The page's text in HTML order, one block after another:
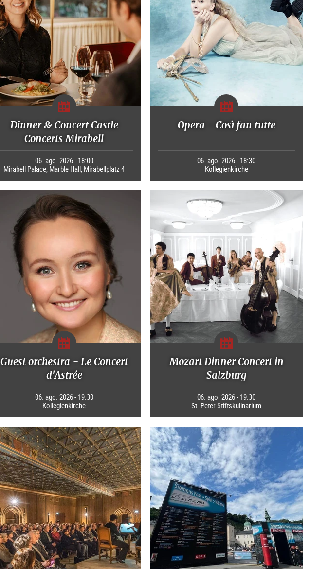
Dinner & Concert Castle
Concerts Mirabell
06. ago. 2026 - 18:00
Mirabell Palace, Marble Hall, Mirabellplatz 4
Opera - Così fan tutte
06. ago. 2026 - 18:30
Kollegienkirche
Guest orchestra - Le Concert
d'Astrée
06. ago. 2026 - 19:30
Kollegienkirche
Mozart Dinner Concert in
Salzburg
06. ago. 2026 - 19:30
St. Peter Stiftskulinarium